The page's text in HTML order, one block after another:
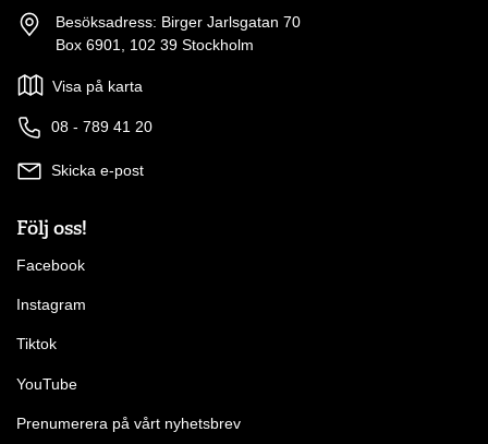
Besöksadress: Birger Jarlsgatan 70
Box 6901, 102 39 Stockholm
Visa på karta
08 - 789 41 20
Skicka e-post
Följ oss!
Facebook
Instagram
Tiktok
YouTube
Prenumerera på vårt nyhetsbrev